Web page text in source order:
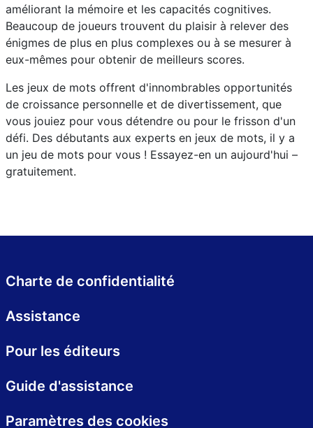
améliorant la mémoire et les capacités cognitives.
Beaucoup de joueurs trouvent du plaisir à relever des
énigmes de plus en plus complexes ou à se mesurer à
eux-mêmes pour obtenir de meilleurs scores.
Les jeux de mots offrent d'innombrables opportunités
de croissance personnelle et de divertissement, que
vous jouiez pour vous détendre ou pour le frisson d'un
défi. Des débutants aux experts en jeux de mots, il y a
un jeu de mots pour vous ! Essayez-en un aujourd'hui –
gratuitement.
Charte de confidentialité
Assistance
Pour les éditeurs
Guide d'assistance
Paramètres des cookies